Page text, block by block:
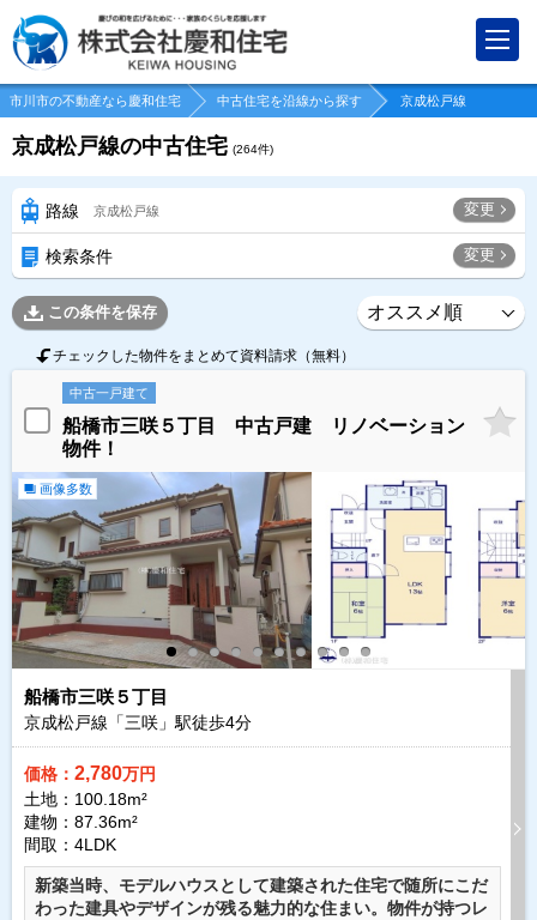
市川市の不動産なら慶和住宅 中古住宅を沿線から探す 京成松戸線
京成松戸線の中古住宅 (264件)
路線 京成松戸線 変更
検索条件 変更
この条件を保存
チェックした物件をまとめて資料請求（無料）
中古一戸建て
船橋市三咲５丁目 中古戸建 リノベーション
物件！
画像多数
船橋市三咲５丁目
京成松戸線「三咲」駅徒歩4分
価格： 2,780万円
土地：100.18m²
建物：87.36m²
間取：4LDK
新築当時、モデルハウスとして建築された住宅で随所にこだ
わった建具やデザインが残る魅力的な住まい。物件が持つレ